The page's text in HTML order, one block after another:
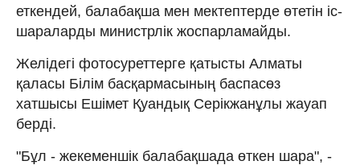
еткендей, балабақша мен мектептерде өтетін іс-
шараларды министрлік жоспарламайды.
Желідегі фотосуреттерге қатысты Алматы
қаласы Білім басқармасының баспасөз
хатшысы Ешімет Қуандық Серікжанұлы жауап
берді.
"Бұл - жекеменшік балабақшада өткен шара", -